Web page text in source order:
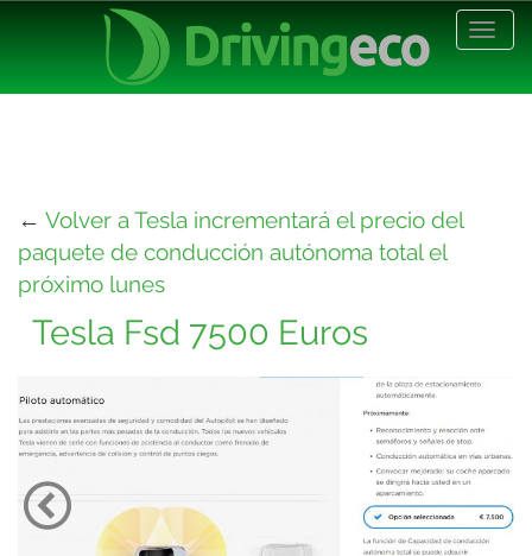
← Volver a Tesla incrementará el precio del
paquete de conducción autónoma total el
próximo lunes
Tesla Fsd 7500 Euros